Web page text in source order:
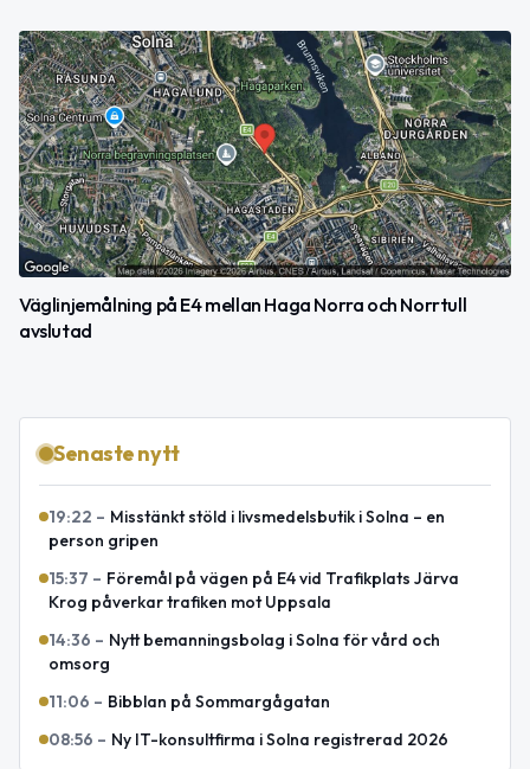
Väglinjemålning på E4 mellan Haga Norra och Norrtull
avslutad
Senaste nytt
19:22 – Misstänkt stöld i livsmedelsbutik i Solna – en
person gripen
15:37 – Föremål på vägen på E4 vid Trafikplats Järva
Krog påverkar trafiken mot Uppsala
14:36 – Nytt bemanningsbolag i Solna för vård och
omsorg
11:06 – Bibblan på Sommargågatan
08:56 – Ny IT-konsultfirma i Solna registrerad 2026